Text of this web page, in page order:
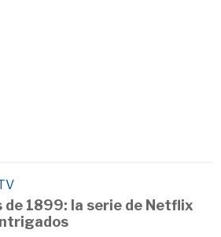
1899: la serie de Netflix